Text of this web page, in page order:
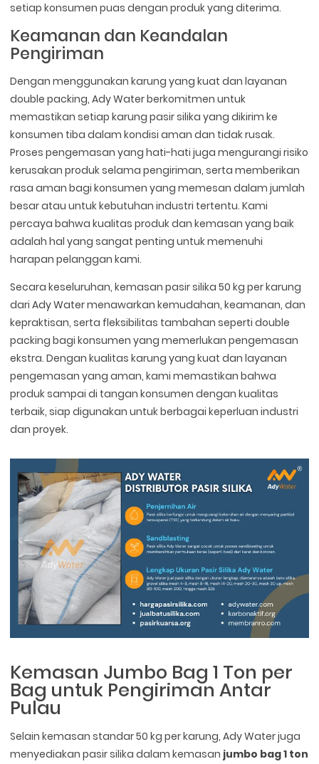
setiap konsumen puas dengan produk yang diterima.
Keamanan dan Keandalan
Pengiriman
Dengan menggunakan karung yang kuat dan layanan
double packing, Ady Water berkomitmen untuk
memastikan setiap karung pasir silika yang dikirim ke
konsumen tiba dalam kondisi aman dan tidak rusak.
Proses pengemasan yang hati-hati juga mengurangi risiko
kerusakan produk selama pengiriman, serta memberikan
rasa aman bagi konsumen yang memesan dalam jumlah
besar atau untuk kebutuhan industri tertentu. Kami
percaya bahwa kualitas produk dan kemasan yang baik
adalah hal yang sangat penting untuk memenuhi
harapan pelanggan kami.
Secara keseluruhan, kemasan pasir silika 50 kg per karung
dari Ady Water menawarkan kemudahan, keamanan, dan
kepraktisan, serta fleksibilitas tambahan seperti double
packing bagi konsumen yang memerlukan pengemasan
ekstra. Dengan kualitas karung yang kuat dan layanan
pengemasan yang aman, kami memastikan bahwa
produk sampai di tangan konsumen dengan kualitas
terbaik, siap digunakan untuk berbagai keperluan industri
dan proyek.
Kemasan Jumbo Bag 1 Ton per
Bag untuk Pengiriman Antar
Pulau
Selain kemasan standar 50 kg per karung, Ady Water juga
menyediakan pasir silika dalam kemasan jumbo bag 1 ton